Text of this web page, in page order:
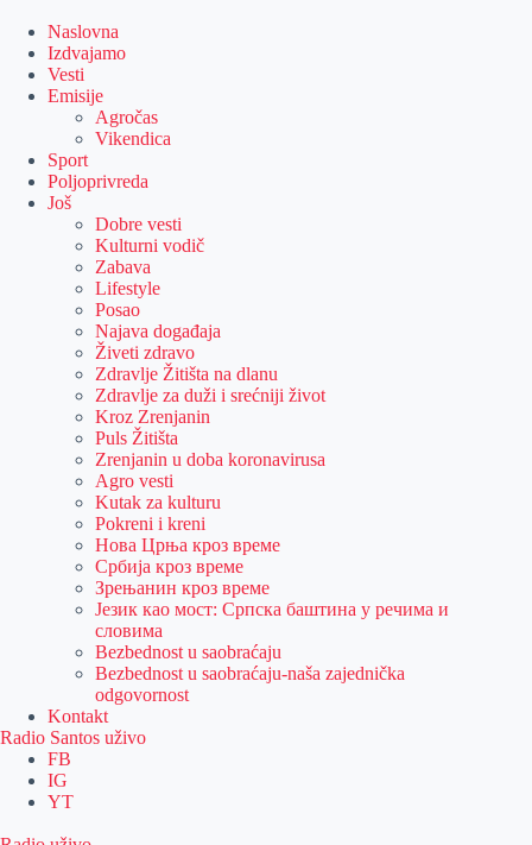
content
Naslovna
Izdvajamo
Vesti
Emisije
Agročas
Vikendica
Sport
Poljoprivreda
Još
Dobre vesti
Kulturni vodič
Zabava
Lifestyle
Posao
Najava događaja
Živeti zdravo
Zdravlje Žitišta na dlanu
Zdravlje za duži i srećniji život
Kroz Zrenjanin
Puls Žitišta
Zrenjanin u doba koronavirusa
Agro vesti
Kutak za kulturu
Pokreni i kreni
Нова Црња кроз време
Србија кроз време
Зрењанин кроз време
Језик као мост: Српска баштина у речима и
словима
Bezbednost u saobraćaju
Bezbednost u saobraćaju-naša zajednička
odgovornost
Kontakt
Radio Santos uživo
FB
IG
YT